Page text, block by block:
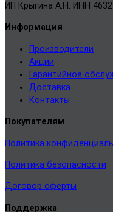
ИП Крыгина А.Н. ИНН
Информация
Производители
Акции
Гарантийное
Доставка
Контакты
Покупателям
Политика
Политика безопасности
Договор оферты
Поддержка